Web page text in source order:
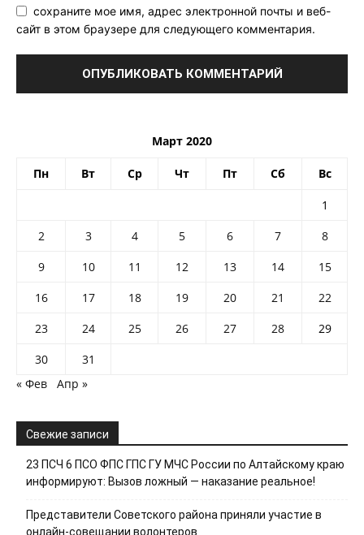
сохраните мое имя, адрес электронной почты и веб-
сайт в этом браузере для следующего комментария.
Март 2020
Пн Вт Ср Чт Пт Сб Вс
1
2
3 4 5 6 7
8
9
10 11 12 13 14
15
16
17 18 19 20 21
22
23
24 25 26 27 28
29
30
31
« Фев
Апр »
Свежие записи
23 ПСЧ 6 ПСО ФПС ГПС ГУ МЧС России по Алтайскому краю
информируют: Вызов ложный — наказание реальное!
Представители Советского района приняли участие в
онлайн-совещании волонтеров